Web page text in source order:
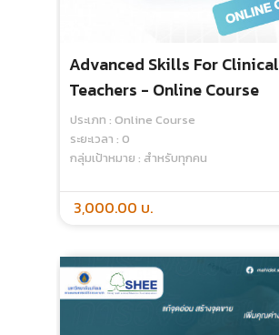
Advanced Skills For Clinical
Teachers - Online Course
ประเภท : Online Course
ระยะเวลา : 0
กลุ่มเป้าหมาย : สำหรับทุกคน
3,000.00 บ.